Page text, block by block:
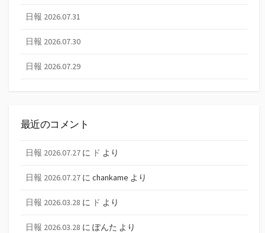
日報 2026.07.31
日報 2026.07.30
日報 2026.07.29
最近のコメント
日報 2026.07.27 に ド より
日報 2026.07.27 に chankame より
日報 2026.03.28 に ド より
日報 2026.03.28 に ぽんた より